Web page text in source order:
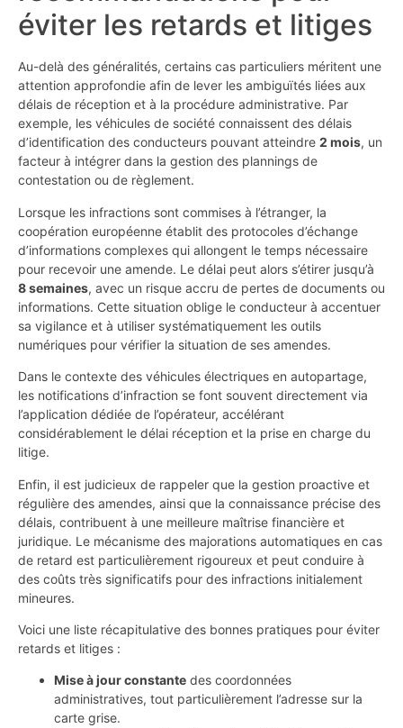
éviter les retards et litiges
Au-delà des généralités, certains cas particuliers méritent une
attention approfondie afin de lever les ambiguïtés liées aux
délais de réception et à la procédure administrative. Par
exemple, les véhicules de société connaissent des délais
d’identification des conducteurs pouvant atteindre 2 mois, un
facteur à intégrer dans la gestion des plannings de
contestation ou de règlement.
Lorsque les infractions sont commises à l’étranger, la
coopération européenne établit des protocoles d’échange
d’informations complexes qui allongent le temps nécessaire
pour recevoir une amende. Le délai peut alors s’étirer jusqu’à
8 semaines, avec un risque accru de pertes de documents ou
informations. Cette situation oblige le conducteur à accentuer
sa vigilance et à utiliser systématiquement les outils
numériques pour vérifier la situation de ses amendes.
Dans le contexte des véhicules électriques en autopartage,
les notifications d’infraction se font souvent directement via
l’application dédiée de l’opérateur, accélérant
considérablement le délai réception et la prise en charge du
litige.
Enfin, il est judicieux de rappeler que la gestion proactive et
régulière des amendes, ainsi que la connaissance précise des
délais, contribuent à une meilleure maîtrise financière et
juridique. Le mécanisme des majorations automatiques en cas
de retard est particulièrement rigoureux et peut conduire à
des coûts très significatifs pour des infractions initialement
mineures.
Voici une liste récapitulative des bonnes pratiques pour éviter
retards et litiges :
Mise à jour constante des coordonnées
administratives, tout particulièrement l’adresse sur la
carte grise.